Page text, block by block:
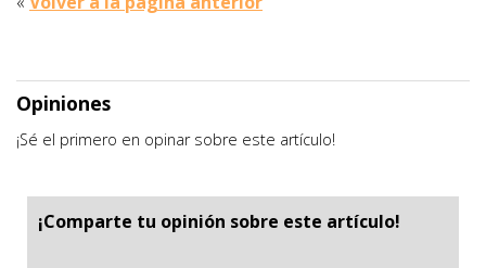
Opiniones
¡Sé el primero en opinar sobre este artículo!
¡Comparte tu opinión sobre este artículo!